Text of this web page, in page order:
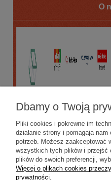
O
Dbamy o Twoją
Pliki cookies i pokrewne im
działanie strony i pomagają
potrzeb. Możesz zaakceptować
wszystkich tych plików i przejść
plików do swoich preferencji,
Więcej o plikach cookies
prywatności.